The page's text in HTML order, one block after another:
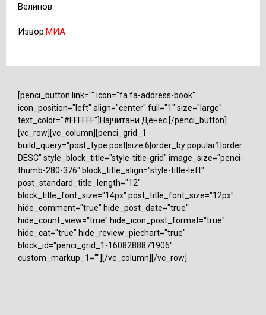
Велинов.
Извор:МИА
[penci_button link="" icon="fa fa-address-book"
icon_position="left" align="center" full="1" size="large"
text_color="#FFFFFF"]Најчитани Денес [/penci_button]
[vc_row][vc_column][penci_grid_1
build_query="post_type:post|size:6|order_by:popular1|order:
DESC" style_block_title="style-title-grid" image_size="penci-
thumb-280-376" block_title_align="style-title-left"
post_standard_title_length="12"
block_title_font_size="14px" post_title_font_size="12px"
hide_comment="true" hide_post_date="true"
hide_count_view="true" hide_icon_post_format="true"
hide_cat="true" hide_review_piechart="true"
block_id="penci_grid_1-1608288871906"
custom_markup_1=""][/vc_column][/vc_row]